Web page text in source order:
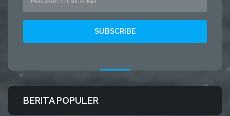
BERITA POPULER